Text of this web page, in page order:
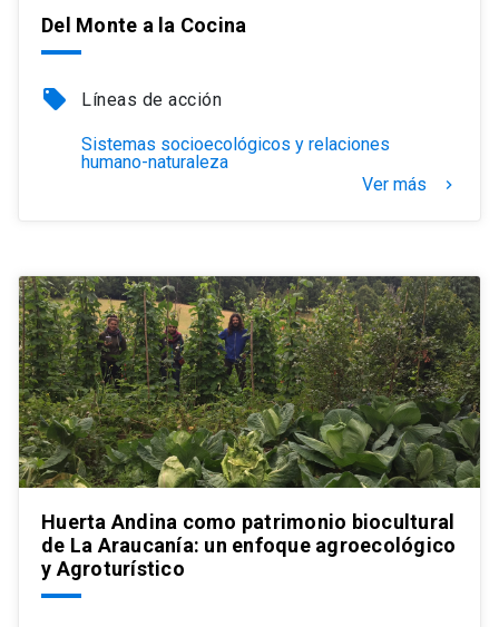
Del Monte a la Cocina
local_offer Líneas de acción
Sistemas socioecológicos y relaciones
humano-naturaleza
Ver más
keyboard_arrow_right
Huerta Andina como patrimonio biocultural
de La Araucanía: un enfoque agroecológico
y Agroturístico